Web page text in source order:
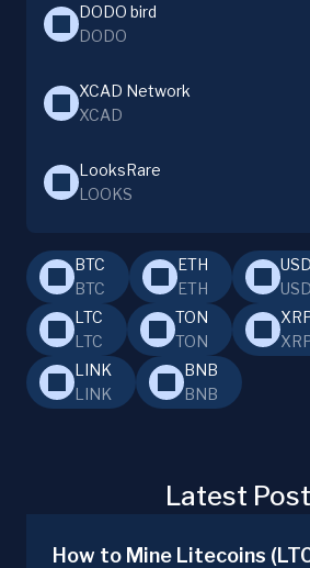
DODO bird
DODO
XCAD Network
XCAD
LooksRare
LOOKS
BTC
BTC
ETH
ETH
LTC
LTC
TON
TON
LINK
LINK
BNB
BNB
Latest
How to Mine Litecoins